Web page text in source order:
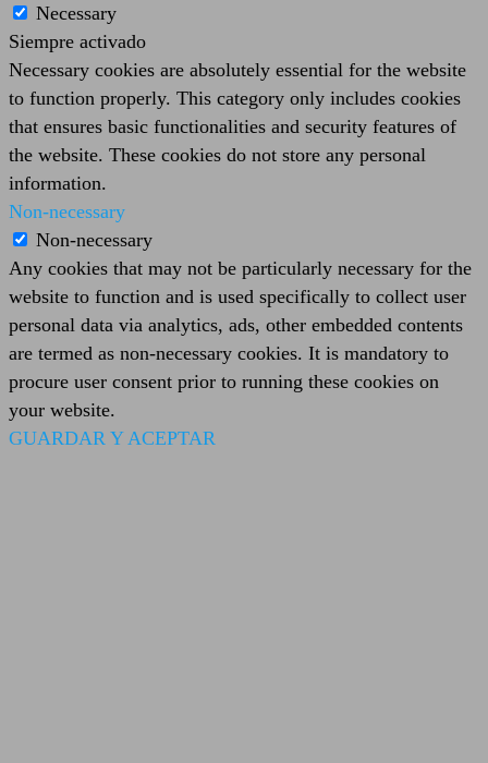
Necessary
Siempre activado
Necessary cookies are absolutely essential for the website
to function properly. This category only includes cookies
that ensures basic functionalities and security features of
the website. These cookies do not store any personal
information.
Non-necessary
Non-necessary
Any cookies that may not be particularly necessary for the
website to function and is used specifically to collect user
personal data via analytics, ads, other embedded contents
are termed as non-necessary cookies. It is mandatory to
procure user consent prior to running these cookies on
your website.
GUARDAR Y ACEPTAR